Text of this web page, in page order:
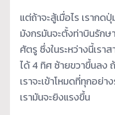
แต่ถ้าจะสู้เมื่อไร เรากด
มังกรมันจะตั้งท่าบินรักษ
ศัตรู ซึ่งในระหว่างนี้เร
ได้ 4 ทิศ ซ้ายขวาขึ้นลง
เราจะเข้าโหมดที่ทุกอย่
เรามันจะยิงแรงขึ้น